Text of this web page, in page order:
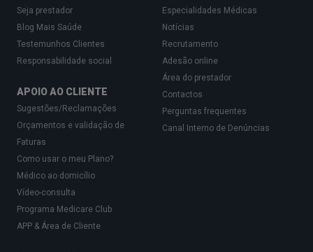
Seja prestador
Blog Mais Saúde
Testemunhos Clientes
Responsabilidade social
APOIO AO CLIENTE
Sugestões/Reclamações
Orçamentos e validação de
Faturas
Como usar o meu Plano?
Médico ao domicílio
Vídeo-consulta
Programa Medicare Club
APP & Área de Cliente
Especialidades Médicas
Notícias
Recrutamento
Adesão online
Área do prestador
Contactos
Perguntas frequentes
Canal Interno de Denúncias